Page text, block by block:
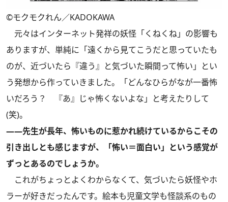
©モクモクれん／KADOKAWA
元々はインターネット発祥の妖怪「くねくね」の影響も
ありますが、単純に「遠くから見てこうだと思っていたも
のが、近づいたら『違う』と気づいた瞬間って怖い」とい
う発想から作っていきました。「どんなひらがなが一番怖
いだろう？ 『あ』じゃ怖くないよな」と考えたりして
(笑)。
――先生が長年、怖いものに惹かれ続けているからこその
引き出しとも感じますが、「怖い＝面白い」という感覚が
ずっとあるのでしょうか。
これがちょっとよくわからなくて、気づいたら妖怪やホ
ラーが好きだったんです。絵本も児童文学も怪談系のもの